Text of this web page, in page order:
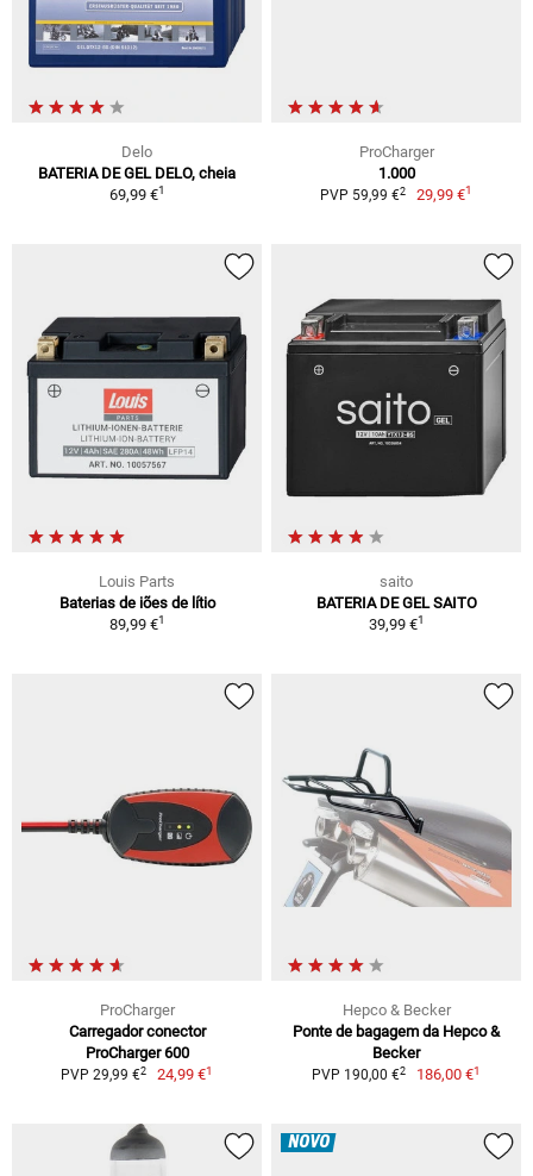
Delo
BATERIA DE GEL DELO, cheia
69,99 €1
ProCharger
1.000
PVP 59,99 €2 29,99 €1
Louis Parts
Baterias de iões de lítio
89,99 €1
saito
BATERIA DE GEL SAITO
39,99 €1
ProCharger
Carregador conector
ProCharger 600
PVP 29,99 €2 24,99 €1
Hepco & Becker
Ponte de bagagem da Hepco &
Becker
PVP 190,00 €2 186,00 €1
NOVO